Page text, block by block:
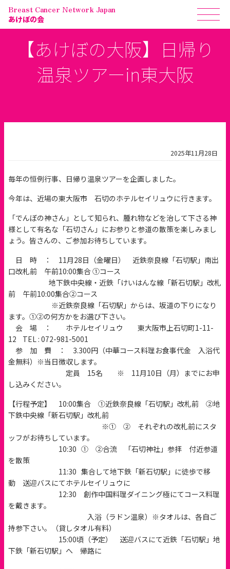
Breast Cancer Network Japan
あけぼの会
【あけぼの大阪】日帰り
温泉ツアーin東大阪
2025年11月28日
毎年の恒例行事、日帰り温泉ツアーを企画しました。
今年は、近場の東大阪市 石切のホテルセイリュウに行きます。
「でんぼの神さん」として知られ、腫れ物などを治して下さる神
様として有名な「石切さん」にお参りと参道の散策を楽しみまし
ょう。皆さんの、ご参加お待ちしています。
日 時 ： 11月28日（金曜日） 近鉄奈良線「石切駅」南出
口改札前 午前10:00集合 ①コース
地下鉄中央線・近鉄「けいはんな線「新石切駅」改札
前 午前10:00集合②コース
※近鉄奈良線「石切駅」からは、坂道の下りになり
ます。①②の何方かをお選び下さい。
会 場 ： ホテルセイリュウ 東大阪市上石切町1-11-
12 TEL : 072-981-5001
参 加 費 ： 3.300円（中華コース料理お食事代金 入浴代
金無料）※当日徴収します。
定員 15名 ※ 11月10日（月）までにお申
し込みください。
【行程予定】 10:00集合 ①近鉄奈良線「石切駅」改札前 ②地
下鉄中央線「新石切駅」改札前
※① ② それぞれの改札前にスタ
ッフがお待ちしています。
10:30 ① ②合流 「石切神社」参拝 付近参道
を散策
11:30 集合して地下鉄「新石切駅」に徒歩で移
動 送迎バスにてホテルセイリュウに
12:30 創作中国料理ダイニング極にてコース料理
を戴きます。
入浴（ラドン温泉）※タオルは、各自ご
持参下さい。（貸しタオル有料）
15:00頃（予定） 送迎バスにて近鉄「石切駅」地
下鉄「新石切駅」へ 帰路に